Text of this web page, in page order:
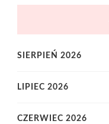
SIERPIEŃ 2026
LIPIEC 2026
CZERWIEC 2026